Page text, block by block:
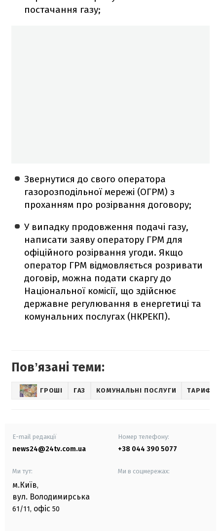
постачання газу;
Звернутися до свого оператора
газорозподільної мережі (ОГРМ) з
проханням про розірвання договору;
У випадку продовження подачі газу,
написати заяву оператору ГРМ для
офіційного розірвання угоди. Якщо
оператор ГРМ відмовляється розривати
договір, можна подати скаргу до
Національної комісії, що здійснює
державне регулювання в енергетиці та
комунальних послугах (НКРЕКП).
Повʼязані теми:
ГРОШІ ГАЗ КОМУНАЛЬНІ ПОСЛУГИ ТАРИФИ
E-mail редакції
news24@24tv.com.ua
Номер телефону:
+38 044 390 5077
Ми тут:
м.Київ,
вул. Володимирська
61/11, офіс 50
Ми в соцмережах: